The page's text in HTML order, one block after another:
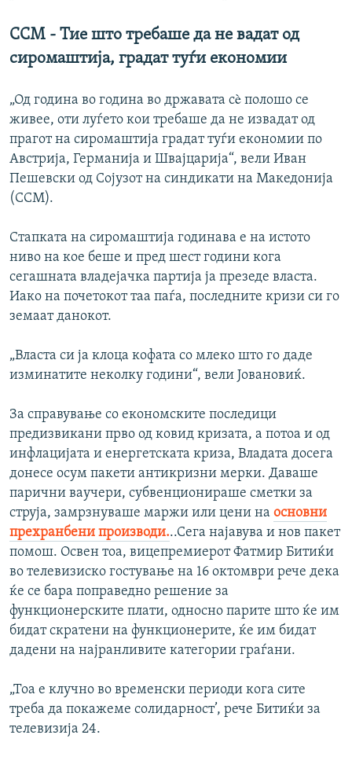
ССМ - Тие што требаше да не вадат од
сиромаштија, градат туѓи економии
„Од година во година во државата сè полошо се
живее, оти луѓето кои требаше да не извадат од
прагот на сиромаштија градат туѓи економии по
Австрија, Германија и Швајцарија“, вели Иван
Пешевски од Сојузот на синдикати на Македонија
(ССМ).
Стапката на сиромаштија годинава е на истото
ниво на кое беше и пред шест години кога
сегашната владејачка партија ја презеде власта.
Иако на почетокот таа паѓа, последните кризи си го
земаат данокот.
„Власта си ја клоца кофата со млеко што го даде
изминатите неколку години“, вели Јовановиќ.
За справување со економските последици
предизвикани прво од ковид кризата, а потоа и од
инфлацијата и енергетската криза, Владата досега
донесе осум пакети антикризни мерки. Даваше
парични ваучери, субвенционираше сметки за
струја, замрзнуваше маржи или цени на основни
прехранбени производи...Сега најавува и нов пакет
помош. Освен тоа, вицепремиерот Фатмир Битиќи
во телевизиско гостување на 16 октомври рече дека
ќе се бара поправедно решение за
функционерските плати, односно парите што ќе им
бидат скратени на функционерите, ќе им бидат
дадени на најранливите категории граѓани.
„Тоа е клучно во временски периоди кога сите
треба да покажеме солидарност’, рече Битиќи за
телевизија 24.